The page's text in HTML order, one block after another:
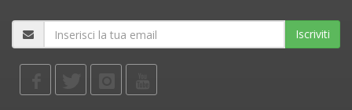
Iscriviti